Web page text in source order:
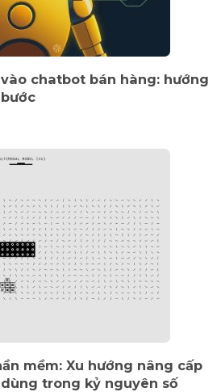
chatbot bán hàng: hướng
mềm: Xu hướng nâng cấp
trong kỷ nguyên số